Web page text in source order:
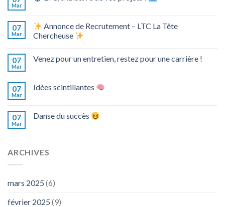
Mar
07
Mar
Annonce de Recrutement – LTC La Tête
Chercheuse
07
Mar
Venez pour un entretien, restez pour une carrière !
07
Mar
Idées scintillantes
07
Mar
Danse du succès
ARCHIVES
mars 2025 (6)
février 2025 (9)